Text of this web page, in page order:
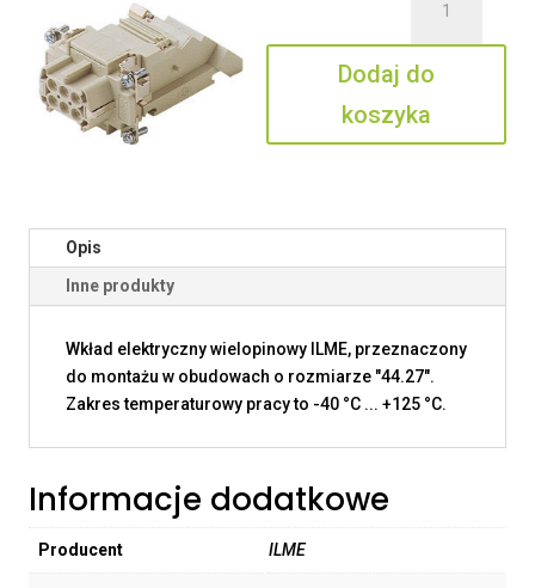
CTSEF
06
L
Dodaj do
koszyka
Opis
Inne produkty
Wkład elektryczny wielopinowy ILME, przeznaczony
do montażu w obudowach o rozmiarze "44.27".
Zakres temperaturowy pracy to -40 °C ... +125 °C.
Informacje dodatkowe
Producent ILME